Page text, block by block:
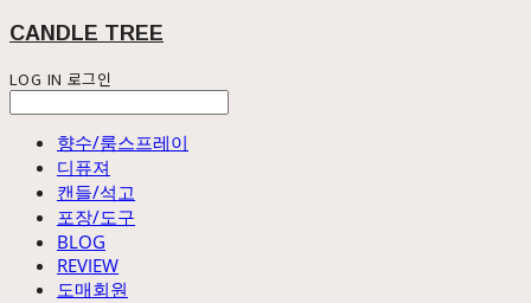
CANDLE TREE
LOG IN 로그인
향수/룸스프레이
디퓨져
캔들/석고
포장/도구
BLOG
REVIEW
도매회원